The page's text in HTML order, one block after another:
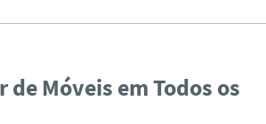
Móveis em Todos os